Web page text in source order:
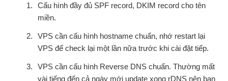
Cấu hình đầy đủ SPF record, DKIM record cho tên
miền.
VPS cần cấu hình hostname chuẩn, nhớ restart lại
VPS để check lại một lần nữa trước khi cài đặt tiếp.
VPS cần cấu hình Reverse DNS chuẩn. Thường mất
vài tiếng đến cả ngày mới update xong rDNS nên bạn